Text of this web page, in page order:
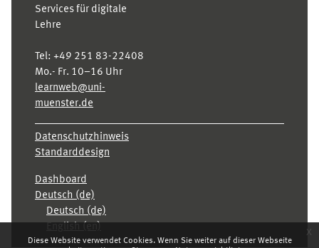
Diese Website verwendet Cookies. Wenn Sie weiter auf dieser Webseite
x
Services für digitale
Lehre
Tel: +49 251 83-22408
Mo.- Fr. 10–16 Uhr
learnweb@uni-
muenster.de
Datenschutzhinweis
Standarddesign
Dashboard
Deutsch ‎(de)‎
Deutsch ‎(de)‎